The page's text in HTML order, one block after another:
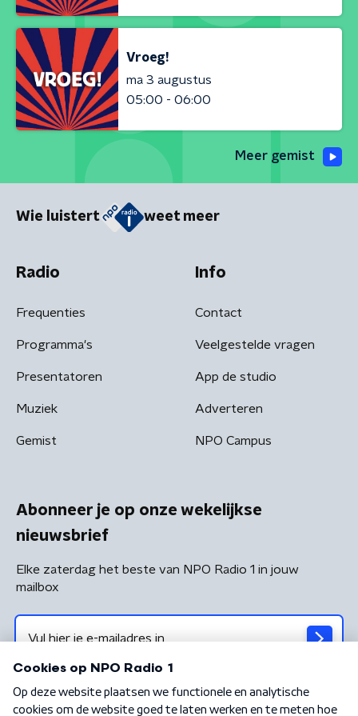
Vroeg!
ma 3 augustus
05:00 - 06:00
Meer gemist
Wie luistert weet meer
Radio
Frequenties
Programma's
Presentatoren
Muziek
Gemist
Info
Contact
Veelgestelde vragen
App de studio
Adverteren
NPO Campus
Abonneer je op onze wekelijkse
nieuwsbrief
Elke zaterdag het beste van NPO Radio 1 in jouw
mailbox